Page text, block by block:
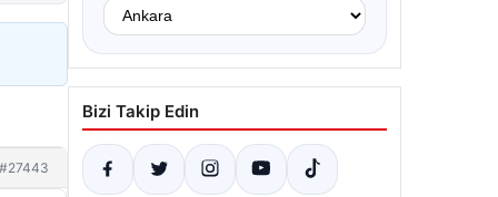
#27443
Bizi Takip Edin